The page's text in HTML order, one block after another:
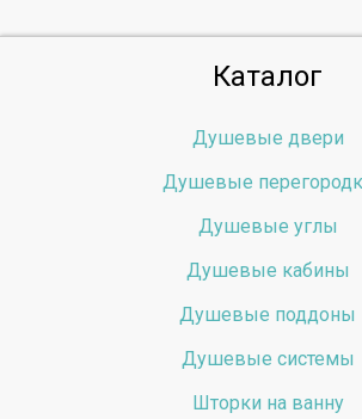
Каталог
Душевые двери
Душевые
Душевые углы
Душевые кабины
Душевые поддоны
Душевые системы
Шторки на ванну